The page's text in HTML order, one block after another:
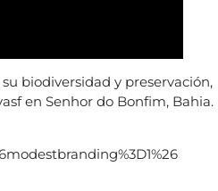
biodiversidad y preservación,
en Senhor do Bonfim, Bahia.